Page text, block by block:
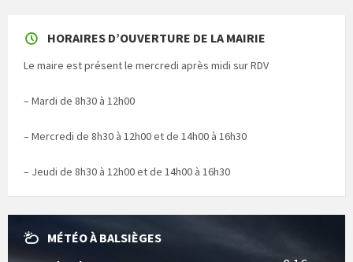
HORAIRES D’OUVERTURE DE LA MAIRIE
Le maire est présent le mercredi après midi sur RDV
– Mardi de 8h30 à 12h00
– Mercredi de 8h30 à 12h00 et de 14h00 à 16h30
– Jeudi de 8h30 à 12h00 et de 14h00 à 16h30
MÉTÉO À BALSIÈGES